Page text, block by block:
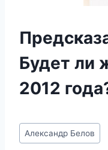
Будет ли
2012
Метки
записи:
Александр Белов